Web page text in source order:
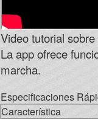
Video tutorial
La app ofrece
marcha.
Especificaciones
Característica